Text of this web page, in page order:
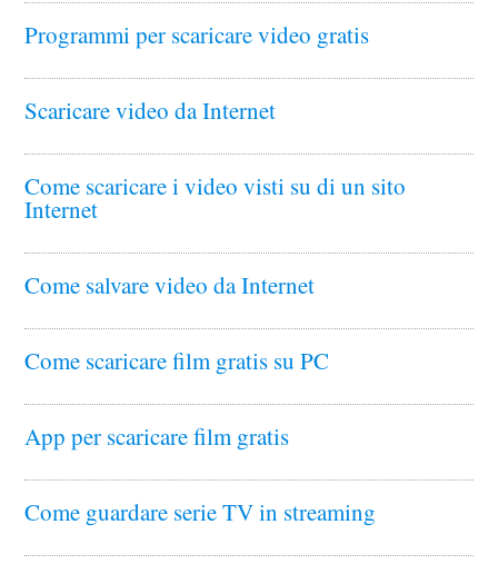
Programmi per scaricare video gratis
Scaricare video da Internet
Come scaricare i video visti su di un sito
Internet
Come salvare video da Internet
Come scaricare film gratis su PC
App per scaricare film gratis
Come guardare serie TV in streaming